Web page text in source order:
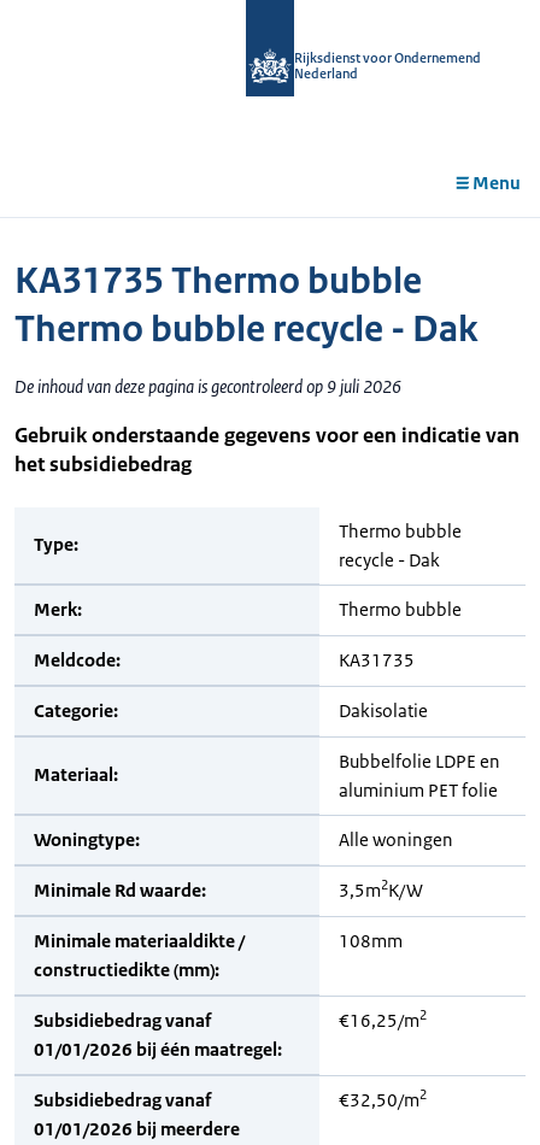
Rijksdienst voor Ondernemend
Nederland
Menu
KA31735 Thermo bubble
Thermo bubble recycle - Dak
De inhoud van deze pagina is gecontroleerd op 9 juli 2026
Gebruik onderstaande gegevens voor een indicatie van
het subsidiebedrag
Type:
Thermo bubble
recycle - Dak
Merk: Thermo bubble
Meldcode: KA31735
Categorie: Dakisolatie
Materiaal:
Bubbelfolie LDPE en
aluminium PET folie
Woningtype: Alle woningen
Minimale Rd waarde: 3,5m2K/W
Minimale materiaaldikte /
constructiedikte (mm):
108mm
Subsidiebedrag vanaf
01/01/2026 bij één maatregel:
€16,25/m2
Subsidiebedrag vanaf
01/01/2026 bij meerdere
€32,50/m2